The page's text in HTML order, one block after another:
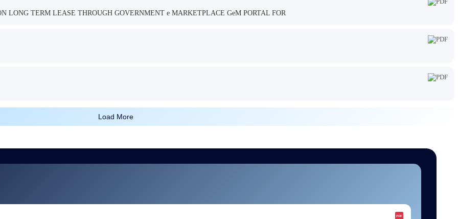
LONG TERM LEASE THROUGH GOVERNMENT e MARKETPLACE GeM PORTAL FOR
Load More